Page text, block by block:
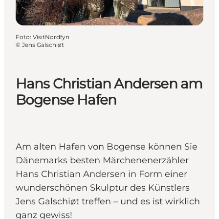
Hans Christian Andersen am
Bogense Hafen
Am alten Hafen von Bogense können Sie
Dänemarks besten Märchenenerzähler
Hans Christian Andersen in Form einer
wunderschönen Skulptur des Künstlers
Jens Galschiøt treffen – und es ist wirklich
ganz gewiss!
Foto: VisitNordfyn
© Jens Galschiøt